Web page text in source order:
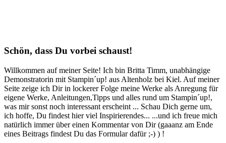
Schön, dass Du vorbei schaust!
Willkommen auf meiner Seite! Ich bin Britta Timm, unabhängige
Demonstratorin mit Stampin´up! aus Altenholz bei Kiel. Auf meiner
Seite zeige ich Dir in lockerer Folge meine Werke als Anregung für
eigene Werke, Anleitungen,Tipps und alles rund um Stampin´up!,
was mir sonst noch interessant erscheint ... Schau Dich gerne um,
ich hoffe, Du findest hier viel Inspirierendes... ...und ich freue mich
natürlich immer über einen Kommentar von Dir (gaaanz am Ende
eines Beitrags findest Du das Formular dafür ;-) ) !